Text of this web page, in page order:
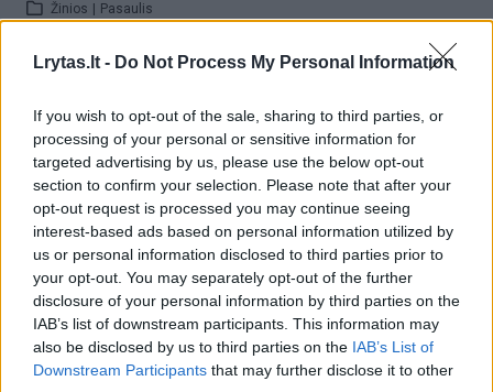
Lrytas.lt - Do Not Process My Personal Information
If you wish to opt-out of the sale, sharing to third parties, or
processing of your personal or sensitive information for
targeted advertising by us, please use the below opt-out
section to confirm your selection. Please note that after your
opt-out request is processed you may continue seeing
interest-based ads based on personal information utilized by
us or personal information disclosed to third parties prior to
your opt-out. You may separately opt-out of the further
disclosure of your personal information by third parties on the
IAB’s list of downstream participants. This information may
also be disclosed by us to third parties on the IAB’s List of
Downstream Participants that may further disclose it to other
Žinios Pasaulis
įprotį: tą daro daugiau nei pusė pradinukų
Žinios | Lietuvos diena
Visi įrašai
Žiūrimiausi įrašai